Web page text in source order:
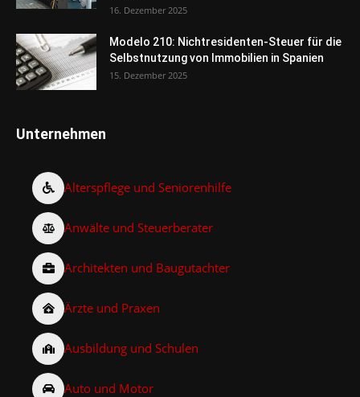
16. Dezember 2025
Modelo 210: Nichtresidenten-Steuer für die
Selbstnutzung von Immobilien in Spanien
15. Dezember 2025
Unternehmen
Alterspflege und Seniorenhilfe
Anwälte und Steuerberater
Architekten und Baugutachter
Ärzte und Praxen
Ausbildung und Schulen
Auto und Motor